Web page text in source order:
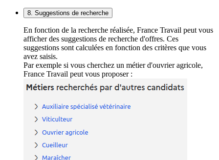
8. Suggestions de recherche
En fonction de la recherche réalisée, France Travail peut vous
afficher des suggestions de recherche d'offres. Ces
suggestions sont calculées en fonction des critères que vous
avez saisis.
Par exemple si vous cherchez un métier d'ouvrier agricole,
France Travail peut vous proposer :